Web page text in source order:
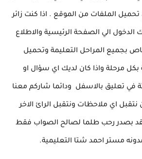
الملفات من الموقع . اذا كنت زائر
الدخول الي الصفحة الرئيسية والاطلاع
بجميع المراحل التعليمة وتحميل
بكل مرحلة واذا كان لديك اي سؤال او
في تعليق بالاسفل ودائما شاركم معنا
اي ملاحظات ونتقبل الرائ الاخر
بصدر رحب طلما لصالح الصواب فقط
مستر احمد شتا التعليمية.